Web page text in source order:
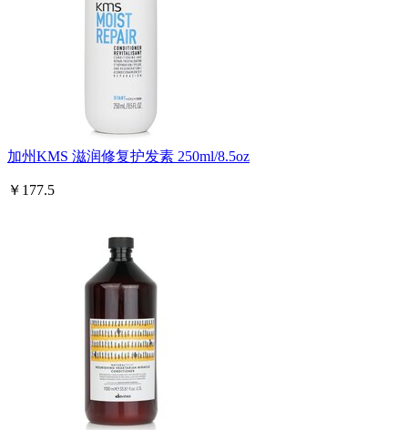
加州KMS 滋润修复护发素 250ml/8.5oz
￥177.5